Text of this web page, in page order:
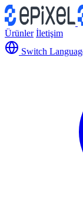
Ürünler İletişim
Switch